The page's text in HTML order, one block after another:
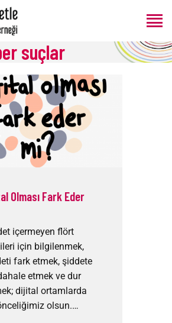
suçlar
Olması Fark Eder
içermeyen flört
için bilgilenmek,
fark etmek, şiddete
etmek ve dur
dijital ortamlarda
olsun.…